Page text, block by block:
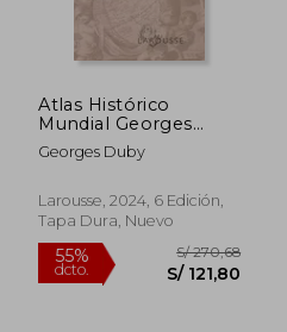
55% S/ 165,83
Atlas Histórico
Mundial Georges
Duby
Georges Duby
Larousse, 2024, 6 Edición,
Tapa Dura, Nuevo